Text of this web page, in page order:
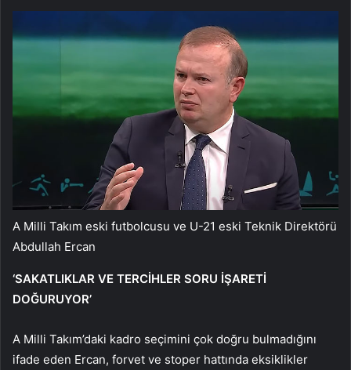
A Milli Takım eski futbolcusu ve U-21 eski Teknik Direktörü
Abdullah Ercan
‘SAKATLIKLAR VE TERCİHLER SORU İŞARETİ
DOĞURUYOR’
A Milli Takım’daki kadro seçimini çok doğru bulmadığını
ifade eden Ercan, forvet ve stoper hattında eksiklikler